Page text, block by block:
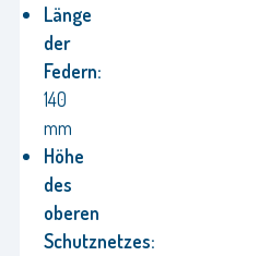
Länge
der
Federn:
140
mm
Höhe
des
oberen
Schutznetzes: